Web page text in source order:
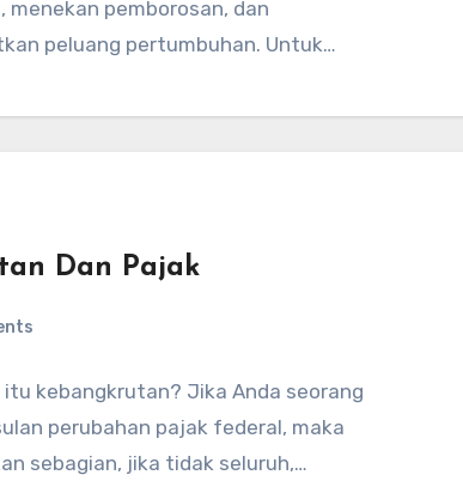
menekan pemborosan, dan
peluang pertumbuhan. Untuk
Dan Pajak
kebangkrutan? Jika Anda seorang
perubahan pajak federal, maka
sebagian, jika tidak seluruh,…